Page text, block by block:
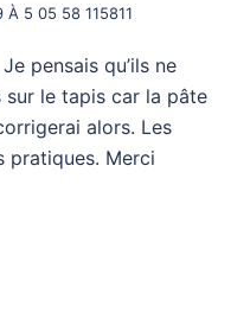
À 5 05 58 115811
pensais qu’ils ne
sur le tapis car la pâte
alors. Les
pratiques. Merci